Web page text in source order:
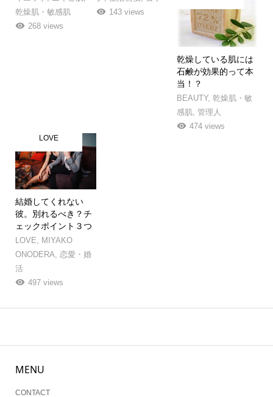
乾燥肌・敏感肌
268 views
143 views
乾燥している肌には
石鹸が効果的って本
当！？
BEAUTY,乾燥肌・敏
感肌,管理人
474 views
結婚してくれない
彼。別れるべき？チ
ェックポイント３つ
LOVE, MIYAKO
ONODERA, 恋愛・婚
活
497 views
LOVE
MENU
CONTACT